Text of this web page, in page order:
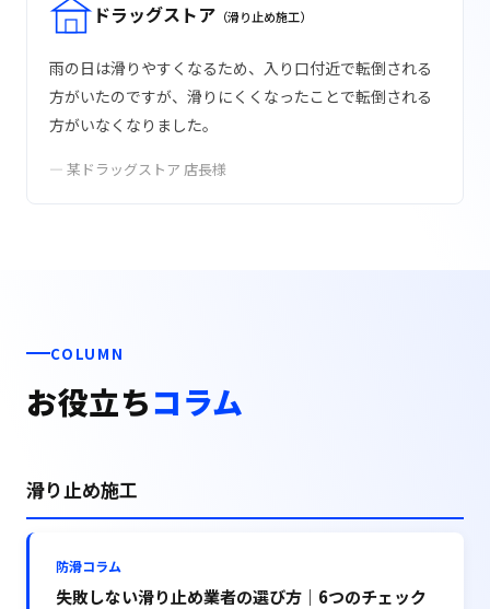
ドラッグストア （滑り止め施工）
雨の日は滑りやすくなるため、入り口付近で転倒される
方がいたのですが、滑りにくくなったことで転倒される
方がいなくなりました。
— 某ドラッグストア 店長様
COLUMN
お役立ちコラム
滑り止め施工
防滑コラム
失敗しない滑り止め業者の選び方｜6つのチェック